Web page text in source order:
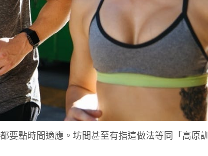
要點時間適應。坊間甚至有指這做法等同「高原